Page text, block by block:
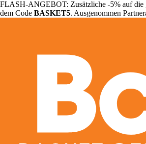
FLASH-ANGEBOT: Zusätzliche -5% auf die
dem Code BASKET5. Ausgenommen